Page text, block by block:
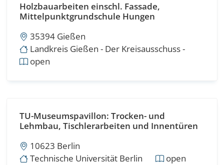
Holzbauarbeiten einschl. Fassade,
Mittelpunktgrundschule Hungen
35394 Gießen
Landkreis Gießen - Der Kreisausschuss -
open
TU-Museumspavillon: Trocken- und
Lehmbau, Tischlerarbeiten und Innentüren
10623 Berlin
Technische Universität Berlin
open